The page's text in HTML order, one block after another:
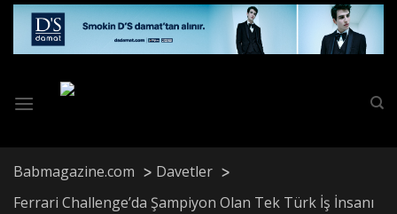
Skip
content
Babmagazine.com
Davetler
Ferrari Challenge’da Şampiyon Olan Tek Türk İş İnsanı